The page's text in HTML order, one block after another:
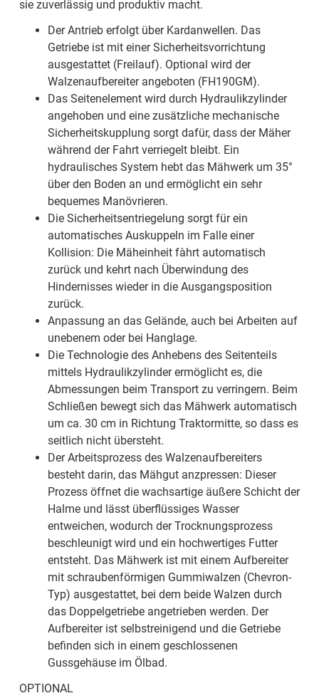
sie zuverlässig und produktiv macht.
Der Antrieb erfolgt über Kardanwellen. Das
Getriebe ist mit einer Sicherheitsvorrichtung
ausgestattet (Freilauf). Optional wird der
Walzenaufbereiter angeboten (FH190GM).
Das Seitenelement wird durch Hydraulikzylinder
angehoben und eine zusätzliche mechanische
Sicherheitskupplung sorgt dafür, dass der Mäher
während der Fahrt verriegelt bleibt. Ein
hydraulisches System hebt das Mähwerk um 35°
über den Boden an und ermöglicht ein sehr
bequemes Manövrieren.
Die Sicherheitsentriegelung sorgt für ein
automatisches Auskuppeln im Falle einer
Kollision: Die Mäheinheit fàhrt automatisch
zurück und kehrt nach Überwindung des
Hindernisses wieder in die Ausgangsposition
zurück.
Anpassung an das Gelände, auch bei Arbeiten auf
unebenem oder bei Hanglage.
Die Technologie des Anhebens des Seitenteils
mittels Hydraulikzylinder ermöglicht es, die
Abmessungen beim Transport zu verringern. Beim
Schließen bewegt sich das Mähwerk automatisch
um ca. 30 cm in Richtung Traktormitte, so dass es
seitlich nicht übersteht.
Der Arbeitsprozess des Walzenaufbereiters
besteht darin, das Mähgut anzpressen: Dieser
Prozess öffnet die wachsartige äußere Schicht der
Halme und lässt überflüssiges Wasser
entweichen, wodurch der Trocknungsprozess
beschleunigt wird und ein hochwertiges Futter
entsteht. Das Mähwerk ist mit einem Aufbereiter
mit schraubenförmigen Gummiwalzen (Chevron-
Typ) ausgestattet, bei dem beide Walzen durch
das Doppelgetriebe angetrieben werden. Der
Aufbereiter ist selbstreinigend und die Getriebe
befinden sich in einem geschlossenen
Gussgehäuse im Ölbad.
OPTIONAL